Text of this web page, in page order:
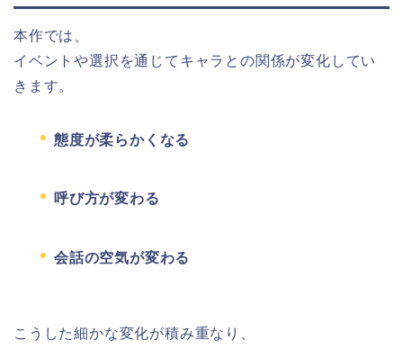
本作では、
イベントや選択を通じてキャラとの関係が変化してい
きます。
態度が柔らかくなる
呼び方が変わる
会話の空気が変わる
こうした細かな変化が積み重なり、